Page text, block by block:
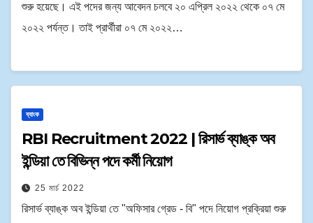
শুরু হয়েছে। এই পদের জন্য আবেদন চলবে ২০ এপ্রিল ২০২২ থেকে ০৭ মে
২০২২ পর্যন্ত। তাই প্রার্থীরা ০৭ মে ২০২২…
ব্যাংক
RBI Recruitment 2022 | রিসার্ভ ব্যাঙ্ক অব
ইন্ডিয়া তে বিভিন্ন পদে কর্মী নিয়োগ
25 মার্চ 2022
রিসার্ভ ব্যাঙ্ক অব ইন্ডিয়া তে "অফিসার গ্রেড - বি" পদে নিয়োগ প্রক্রিয়া শুরু